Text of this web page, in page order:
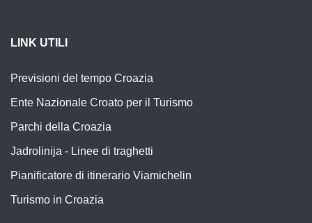
LINK UTILI
Previsioni del tempo Croazia
Ente Nazionale Croato per il Turismo
Parchi della Croazia
Jadrolinija - Linee di traghetti
Pianificatore di itinerario Viamichelin
Turismo in Croazia